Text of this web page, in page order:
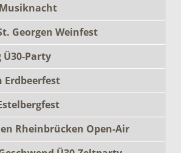
Georgen Weinfest
Ü30-Party
Erdbeerfest
Rheinbrücken Open-Air